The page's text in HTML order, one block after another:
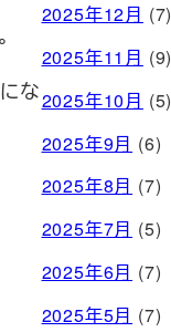
な
2025年12月 (7)
2025年11月 (9)
2025年10月 (5)
2025年9月 (6)
2025年8月 (7)
2025年7月 (5)
2025年6月 (7)
2025年5月 (7)